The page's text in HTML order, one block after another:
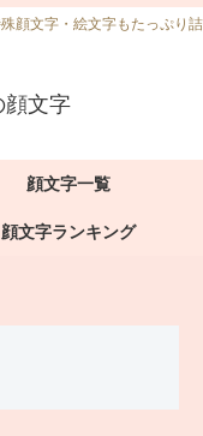
顔文字・絵文字もたっぷり詰
顔文字
顔文字一覧
顔文字ランキング